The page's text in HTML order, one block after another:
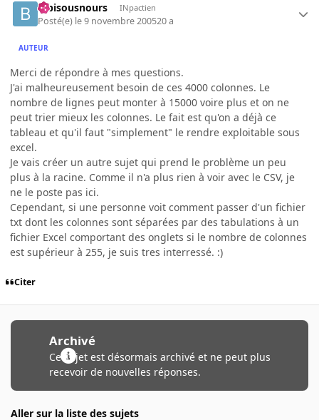
bibisousnours INpactien
Posté(e) le 9 novembre 200520 a
AUTEUR
Merci de répondre à mes questions.
J'ai malheureusement besoin de ces 4000 colonnes. Le
nombre de lignes peut monter à 15000 voire plus et on ne
peut trier mieux les colonnes. Le fait est qu'on a déjà ce
tableau et qu'il faut "simplement" le rendre exploitable sous
excel.
Je vais créer un autre sujet qui prend le problème un peu
plus à la racine. Comme il n'a plus rien à voir avec le CSV, je
ne le poste pas ici.
Cependant, si une personne voit comment passer d'un fichier
txt dont les colonnes sont séparées par des tabulations à un
fichier Excel comportant des onglets si le nombre de colonnes
est supérieur à 255, je suis tres interressé. :)
Citer
Archivé
Ce sujet est désormais archivé et ne peut plus
recevoir de nouvelles réponses.
Aller sur la liste des sujets